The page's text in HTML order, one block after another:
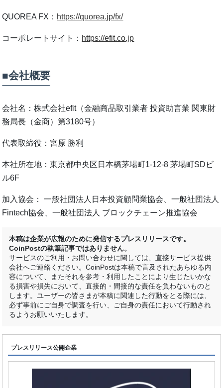
QUOREA FX： https://quorea.jp/fx/
コーポレートサイト： https://efit.co.jp
■会社概要
会社名：株式会社efit（金融商品取引業者 投資助言業 関東財
務局長（金商）第3180号）
代表取締役：宮原 勝利
本社所在地：東京都中央区日本橋茅場町1-12-8 茅場町SDビ
ル6F
加入協会： 一般社団法人日本投資顧問業協会、一般社団法人
Fintech協会、一般社団法人 ブロックチェーン推進協会
本稿は企業が広報のために発信するプレスリリースです。
CoinPostの執筆記事ではありません。
サービスのご利用・お問い合わせに関しては、直接サービス提供
会社へご連絡ください。CoinPostは本稿で言及されたあらゆる内
容について、またそれを参考・利用したことにより生じたいかな
る損害や損失において、直接的・間接的な責任を負わないものと
します。ユーザーの皆さまが本稿に関連した行動をとる際には、
必ず事前にご自身で調査を行い、ご自身の責任において行動され
るようお願いいたします。
プレスリリース公開企業